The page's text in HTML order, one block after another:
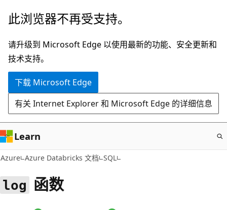
跳
主
要
内
此浏览器不再受支持。
请升级到 Microsoft Edge 以使用最新的功能、安全更新和
技术支持。
下载 Microsoft Edge
有关 Internet Explorer 和 Microsoft Edge 的详细信息
Learn
Azure Azure Databricks 文档 SQL
log 函数